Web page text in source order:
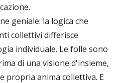
geniale: la logica che
collettivi differisce
individuale. Le folle sono
di una visione d'insieme,
propria anima collettiva. E